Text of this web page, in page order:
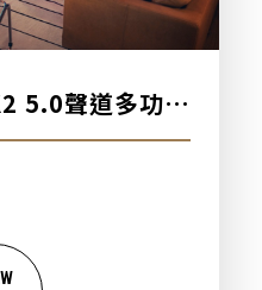
5.0聲道多功能